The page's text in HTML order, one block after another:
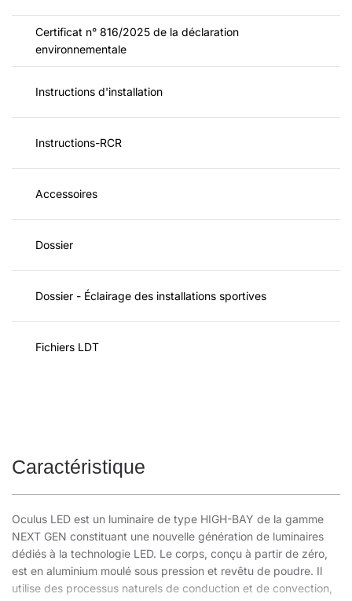
Certificat n° 816/2025 de la déclaration
environnementale
Instructions d'installation
Instructions-RCR
Accessoires
Dossier
Dossier - Éclairage des installations sportives
Fichiers LDT
Caractéristique
Oculus LED est un luminaire de type HIGH-BAY de la gamme
NEXT GEN constituant une nouvelle génération de luminaires
dédiés à la technologie LED. Le corps, conçu à partir de zéro,
est en aluminium moulé sous pression et revêtu de poudre. Il
utilise des processus naturels de conduction et de convection,